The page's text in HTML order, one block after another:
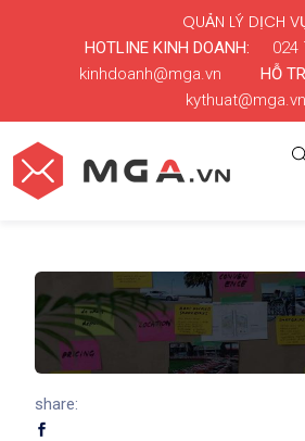
HOTLINE KINH DOANH: 024
kinhdoanh@mga.vn
HỖ
kythuat@mga.vn
QUẢN LÝ DỊCH
share: